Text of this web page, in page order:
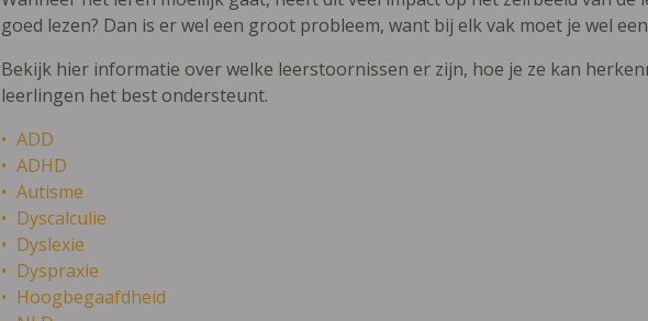
goed lezen? Dan is er wel een groot probleem, want bij elk vak moet je wel
Bekijk hier informatie over welke leerstoornissen er zijn, hoe je ze kan
leerlingen het best ondersteunt.
ADD
ADHD
Autisme
Dyscalculie
Dyslexie
Dyspraxie
Hoogbegaafdheid